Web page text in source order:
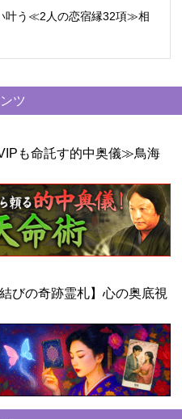
叶う≪2人の恋宿縁32項≫相
ツ
も命託す的中奥儀≫鳥海
びの奇跡霊札】心の奥底視